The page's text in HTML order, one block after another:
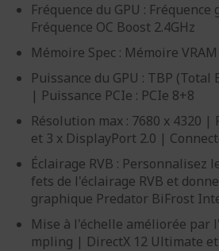
Fréquence du GPU :
Fréquence OC Boost 2.4GHz
Mémoire Spec : Mémoire VRAM
Puissance du GPU : TBP (Total
| Puissance PCIe : PCIe 8+8
Résolution max : 7680 x 4320 |
et 3 x DisplayPort 2.0 |
Éclairage RVB : Personnalisez
fets de l'éclairage RVB et
graphique Predator BiFrost
Mise à l'échelle améliorée par
mpling | DirectX 12 Ultimate et